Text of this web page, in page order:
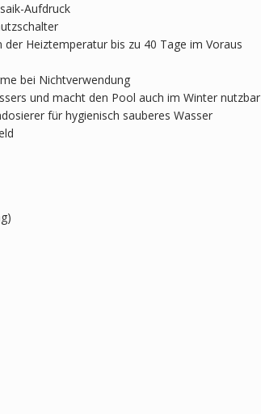
Aufdruck
Heiztemperatur bis zu 40 Tage im Voraus
bei Nichtverwendung
und macht den Pool auch im Winter nutzbar
für hygienisch sauberes Wasser